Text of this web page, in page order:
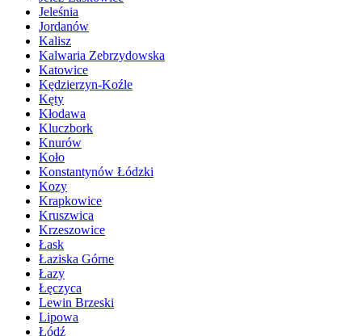
Jeleśnia
Jordanów
Kalisz
Kalwaria Zebrzydowska
Katowice
Kędzierzyn-Koźle
Kęty
Kłodawa
Kluczbork
Knurów
Koło
Konstantynów Łódzki
Kozy
Krapkowice
Kruszwica
Krzeszowice
Łask
Łaziska Górne
Łazy
Łęczyca
Lewin Brzeski
Lipowa
Łódź